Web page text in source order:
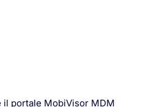
il portale MobiVisor MDM